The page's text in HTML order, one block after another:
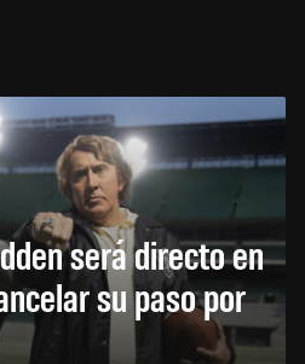
será directo en
su paso por